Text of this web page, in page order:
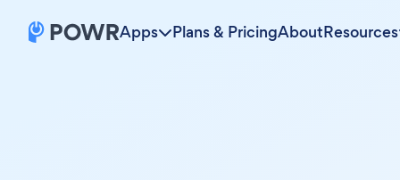
Apps Plans & PricingAboutResources